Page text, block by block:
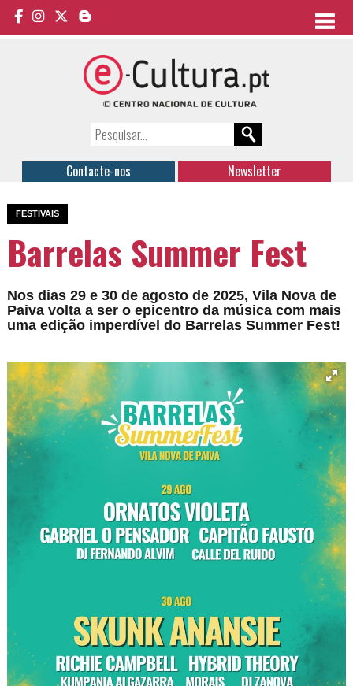
Contacte-nos Newsletter
FESTIVAIS
Barrelas Summer Fest
Nos dias 29 e 30 de agosto de 2025, Vila Nova de
Paiva volta a ser o epicentro da música com mais
uma edição imperdível do Barrelas Summer Fest!